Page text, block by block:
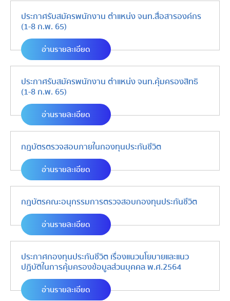
ประกาศรับสมัครพนักงาน ตำแหน่ง จนท.สื่อสารองค์กร
(1-8 ก.พ. 65)
อ่านรายละเอียด
ประกาศรับสมัครพนักงาน ตำแหน่ง จนท.คุ้มครองสิทธิ
(1-8 ก.พ. 65)
อ่านรายละเอียด
กฎบัตรตรวจสอบภายในกองทุนประกันชีวิต
อ่านรายละเอียด
กฎบัตรคณะอนุกรรมการตรวจสอบกองทุนประกันชีวิต
อ่านรายละเอียด
ประกาศกองทุนประกันชีวิต เรื่องแนวนโยบายและแนว
ปฏิบัติในการคุ้มครองข้อมูลส่วนบุคคล พ.ศ.2564
อ่านรายละเอียด